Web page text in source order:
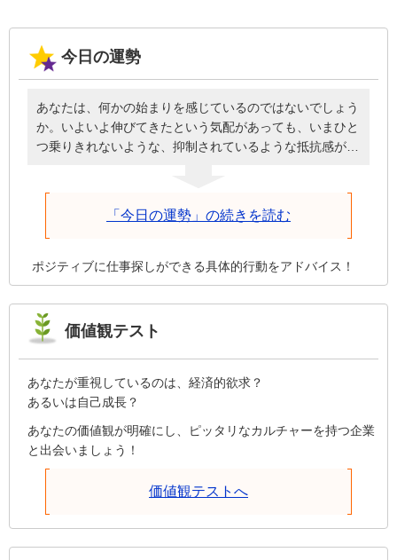
今日の運勢
あなたは、何かの始まりを感じているのではないでしょう
か。いよいよ伸びてきたという気配があっても、いまひと
つ乗りきれないような、抑制されているような抵抗感があ
進み続けます。投げ出してしまったらそこで終了です。焦
って無理を押し通さず、しっかり根差していけるように状
「今日の運勢」の続きを読む
ポジティブに仕事探しができる具体的行動をアドバイス！
価値観テスト
あなたが重視しているのは、経済的欲求？
あるいは自己成長？
あなたの価値観が明確にし、ピッタリなカルチャーを持つ企業
と出会いましょう！
価値観テストへ